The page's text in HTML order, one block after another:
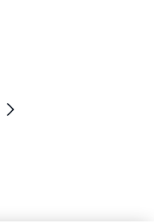
по
Далее